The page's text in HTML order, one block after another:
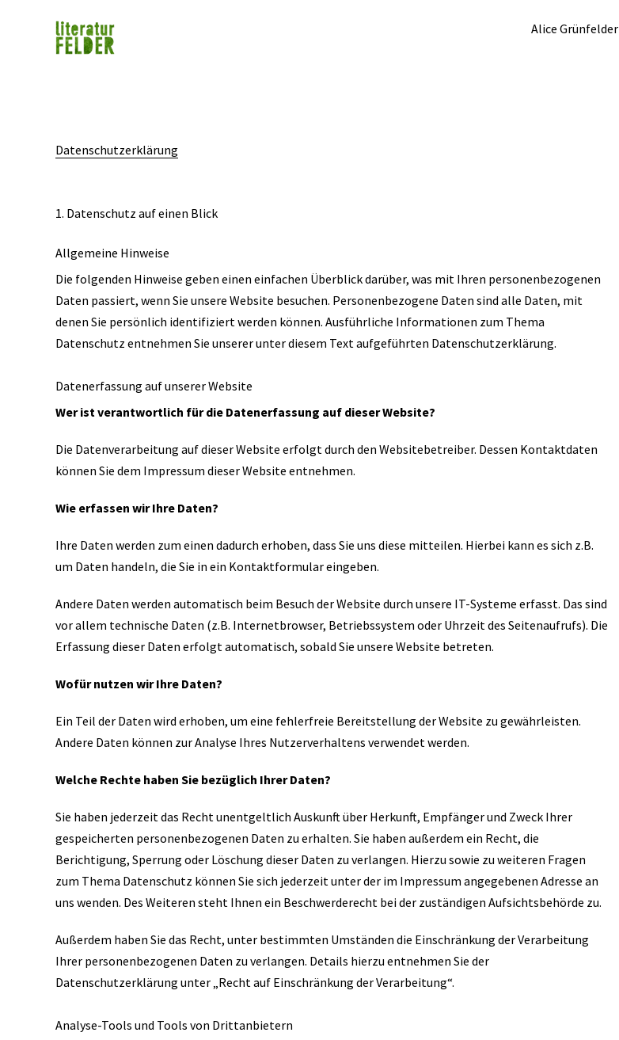
Alice Grünfelder
Datenschutzerklärung
1. Datenschutz auf einen Blick
Allgemeine Hinweise
Die folgenden Hinweise geben einen einfachen Überblick darüber, was mit Ihren personenbezogenen
Daten passiert, wenn Sie unsere Website besuchen. Personenbezogene Daten sind alle Daten, mit
denen Sie persönlich identifiziert werden können. Ausführliche Informationen zum Thema
Datenschutz entnehmen Sie unserer unter diesem Text aufgeführten Datenschutzerklärung.
Datenerfassung auf unserer Website
Wer ist verantwortlich für die Datenerfassung auf dieser Website?
Die Datenverarbeitung auf dieser Website erfolgt durch den Websitebetreiber. Dessen Kontaktdaten
können Sie dem Impressum dieser Website entnehmen.
Wie erfassen wir Ihre Daten?
Ihre Daten werden zum einen dadurch erhoben, dass Sie uns diese mitteilen. Hierbei kann es sich z.B.
um Daten handeln, die Sie in ein Kontaktformular eingeben.
Andere Daten werden automatisch beim Besuch der Website durch unsere IT-Systeme erfasst. Das sind
vor allem technische Daten (z.B. Internetbrowser, Betriebssystem oder Uhrzeit des Seitenaufrufs). Die
Erfassung dieser Daten erfolgt automatisch, sobald Sie unsere Website betreten.
Wofür nutzen wir Ihre Daten?
Ein Teil der Daten wird erhoben, um eine fehlerfreie Bereitstellung der Website zu gewährleisten.
Andere Daten können zur Analyse Ihres Nutzerverhaltens verwendet werden.
Welche Rechte haben Sie bezüglich Ihrer Daten?
Sie haben jederzeit das Recht unentgeltlich Auskunft über Herkunft, Empfänger und Zweck Ihrer
gespeicherten personenbezogenen Daten zu erhalten. Sie haben außerdem ein Recht, die
Berichtigung, Sperrung oder Löschung dieser Daten zu verlangen. Hierzu sowie zu weiteren Fragen
zum Thema Datenschutz können Sie sich jederzeit unter der im Impressum angegebenen Adresse an
uns wenden. Des Weiteren steht Ihnen ein Beschwerderecht bei der zuständigen Aufsichtsbehörde zu.
Außerdem haben Sie das Recht, unter bestimmten Umständen die Einschränkung der Verarbeitung
Ihrer personenbezogenen Daten zu verlangen. Details hierzu entnehmen Sie der
Datenschutzerklärung unter „Recht auf Einschränkung der Verarbeitung“.
Analyse-Tools und Tools von Drittanbietern